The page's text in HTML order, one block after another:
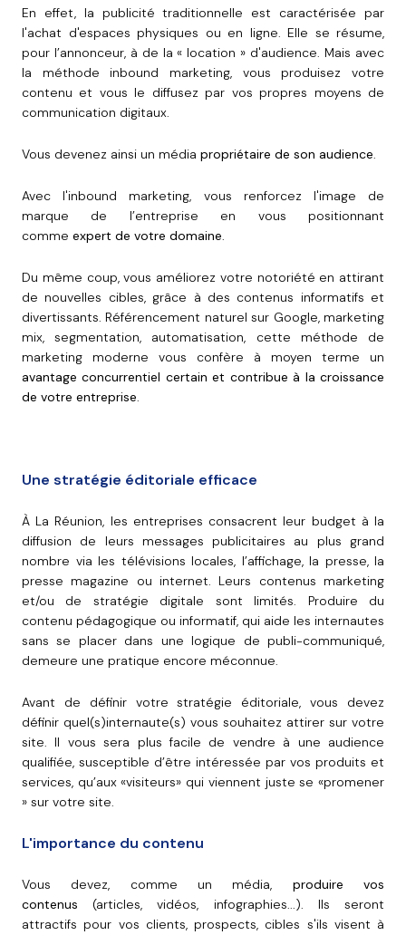
En effet, la publicité traditionnelle est caractérisée par
l'achat d'espaces physiques ou en ligne. Elle se résume,
pour l’annonceur, à de la « location » d'audience. Mais avec
la méthode inbound marketing, vous produisez votre
contenu et vous le diffusez par vos propres moyens de
communication digitaux.
Vous devenez ainsi un média propriétaire de son audience.
Avec l'inbound marketing, vous renforcez l'image de
marque de l’entreprise en vous positionnant
comme expert de votre domaine.
Du même coup, vous améliorez votre notoriété en attirant
de nouvelles cibles, grâce à des contenus informatifs et
divertissants. Référencement naturel sur Google, marketing
mix, segmentation, automatisation, cette méthode de
marketing moderne vous confère à moyen terme un
avantage concurrentiel certain et contribue à la croissance
de votre entreprise.
Une stratégie éditoriale efficace
À La Réunion, les entreprises consacrent leur budget à la
diffusion de leurs messages publicitaires au plus grand
nombre via les télévisions locales, l’affichage, la presse, la
presse magazine ou internet. Leurs contenus marketing
et/ou de stratégie digitale sont limités. Produire du
contenu pédagogique ou informatif, qui aide les internautes
sans se placer dans une logique de publi-communiqué,
demeure une pratique encore méconnue.
Avant de définir votre stratégie éditoriale, vous devez
définir quel(s)internaute(s) vous souhaitez attirer sur votre
site. Il vous sera plus facile de vendre à une audience
qualifiée, susceptible d’être intéressée par vos produits et
services, qu’aux «visiteurs» qui viennent juste se «promener
» sur votre site.
L'importance du contenu
Vous devez, comme un média, produire vos
contenus (articles, vidéos, infographies...). Ils seront
attractifs pour vos clients, prospects, cibles s'ils visent à